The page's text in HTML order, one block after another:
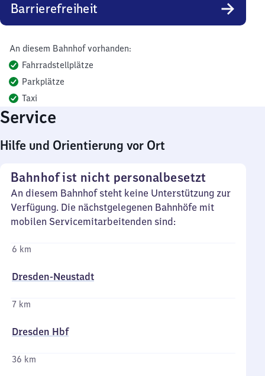
Barrierefreiheit
An diesem Bahnhof vorhanden:
Fahrradstellplätze
Parkplätze
Taxi
Service
Hilfe und Orientierung vor Ort
Bahnhof ist nicht personalbesetzt
An diesem Bahnhof steht keine Unterstützung zur
Verfügung. Die nächstgelegenen Bahnhöfe mit
mobilen Servicemitarbeitenden sind:
6 km
Dresden-Neustadt
7 km
Dresden Hbf
36 km